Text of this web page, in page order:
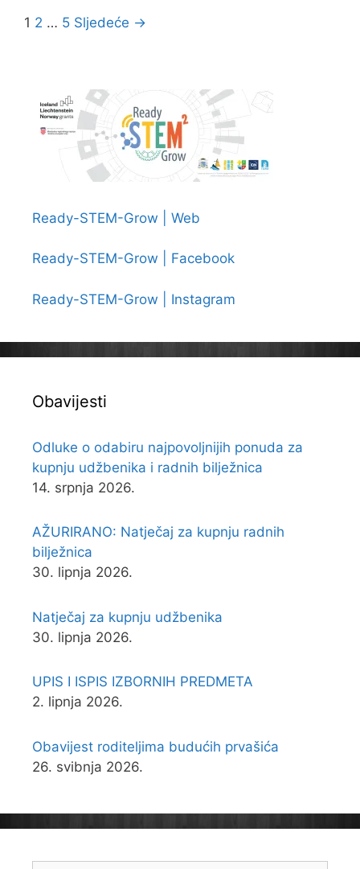
novinarima
Navigacija
1 2 … 5 Sljedeće →
Ready-STEM-Grow | Web
Ready-STEM-Grow | Facebook
Ready-STEM-Grow | Instagram
Obavijesti
Odluke o odabiru najpovoljnijih ponuda za
kupnju udžbenika i radnih bilježnica
14. srpnja 2026.
AŽURIRANO: Natječaj za kupnju radnih
bilježnica
30. lipnja 2026.
Natječaj za kupnju udžbenika
30. lipnja 2026.
UPIS I ISPIS IZBORNIH PREDMETA
2. lipnja 2026.
Obavijest roditeljima budućih prvašića
26. svibnja 2026.